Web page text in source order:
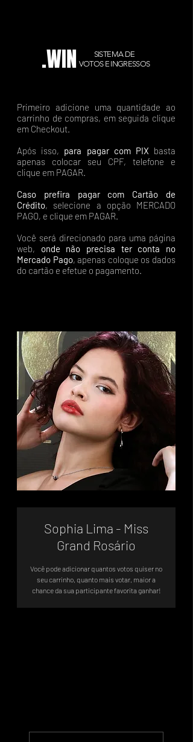
.WIN
SISTEMA DE
VOTOS E INGRESSOS
Primeiro adicione uma quantidade ao
carrinho de compras, em seguida clique
em Checkout.
Após isso, para pagar com PIX basta
apenas colocar seu CPF, telefone e
clique em PAGAR.
Caso prefira pagar com Cartão de
Crédito, selecione a opção MERCADO
PAGO, e clique em PAGAR.
Você será direcionado para uma página
web, onde não precisa ter conta no
Mercado Pago, apenas coloque os dados
do cartão e efetue o pagamento.
Sophia Lima - Miss
Grand Rosário
Você pode adicionar quantos votos quiser no
seu carrinho, quanto mais votar, maior a
chance da sua participante favorita ganhar!